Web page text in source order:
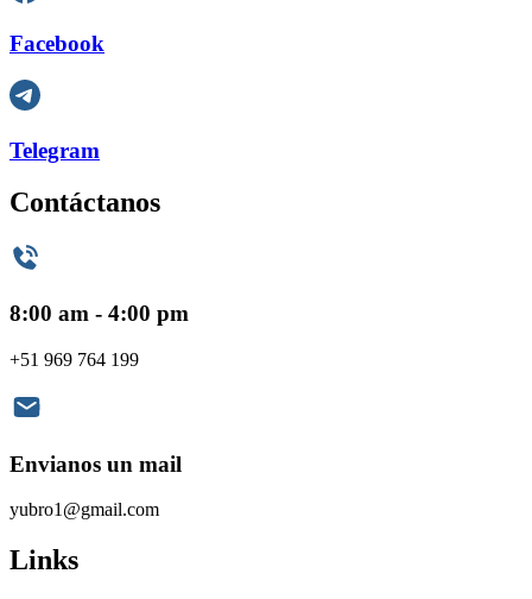
Facebook
Telegram
Contáctanos
8:00 am - 4:00 pm
+51 969 764 199
Envianos un mail
yubro1@gmail.com
Links